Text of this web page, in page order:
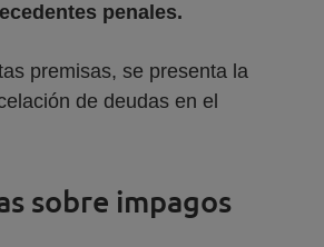
penales.
premisas, se presenta la
de deudas en el
sobre impagos